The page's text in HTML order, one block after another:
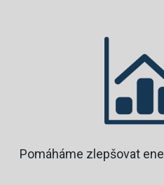
Pomáháme zlepšovat